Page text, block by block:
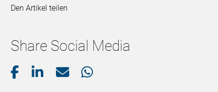
Den Artikel teilen
Share Social Media